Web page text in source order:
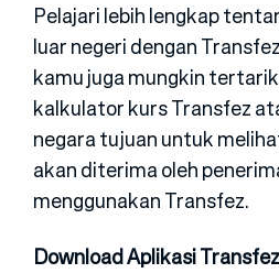
Pelajari lebih lengkap
luar negeri dengan
kamu juga mungkin
kalkulator kurs Transfez
negara tujuan untuk
akan diterima oleh
menggunakan Transfez.
Download Aplikasi Transfez